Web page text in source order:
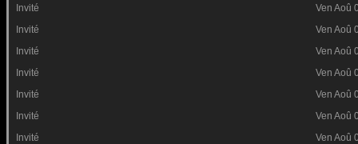
Invité
Ven Aoû
Invité
Ven Aoû
Invité
Ven Aoû
Invité
Ven Aoû
Invité
Ven Aoû
Invité
Ven Aoû
Invité
Ven Aoû